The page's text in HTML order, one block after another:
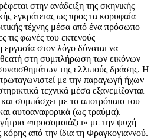
στην ανάδειξη της σκηνικής
εγκράτειας ως προς τα κορυφαία
τέχνης μέσα από ένα πρόσωπο
τις φωνές του εκτενούς
στον λόγο δύναται να
στη συμπλήρωση των εικόνων
της ελλιπούς δράσης. Η
με την παραγωγή ήχων
τεχνικά μέσα εξανεμίζονται
συμπάσχει με το αποτρόπαιο του
αυτοαναφορικά (ως τραύμα).
«προσομοιάζει» με την ψυχή
από την ίδια τη Φραγκογιαννού.